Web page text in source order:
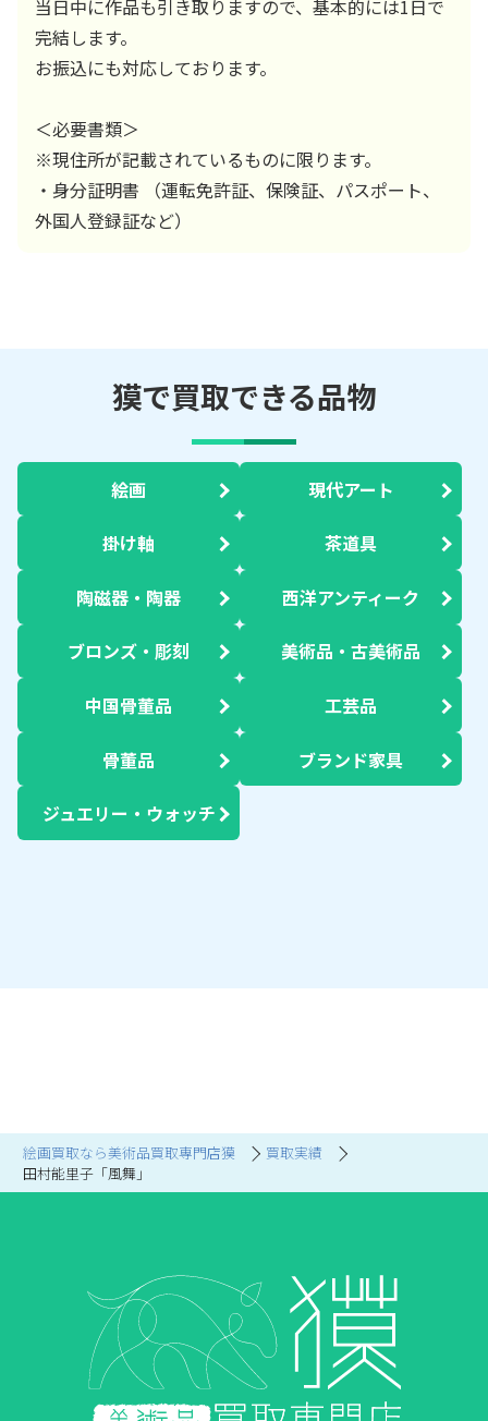
絵画買取なら美術品買取専門店獏
買取実績
田村能里子「風舞」
当日中に作品も引き取りますので、基本的には1日で
完結します。
お振込にも対応しております。
＜必要書類＞
※現住所が記載されているものに限ります。
・身分証明書 （運転免許証、保険証、パスポート、
外国人登録証など）
獏で買取できる品物
絵画 現代アート
掛け軸 茶道具
陶磁器・陶器 西洋アンティーク
ブロンズ・彫刻 美術品・古美術品
中国骨董品 工芸品
骨董品 ブランド家具
ジュエリー・ウォッチ